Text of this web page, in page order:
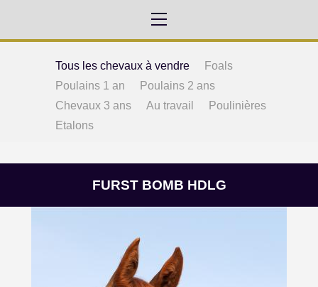
Tous les chevaux à vendre
Foals
Poulains 1 an
Poulains 2 ans
Chevaux 3 ans
Au travail
Poulinières
Etalons
FURST BOMB HDLG